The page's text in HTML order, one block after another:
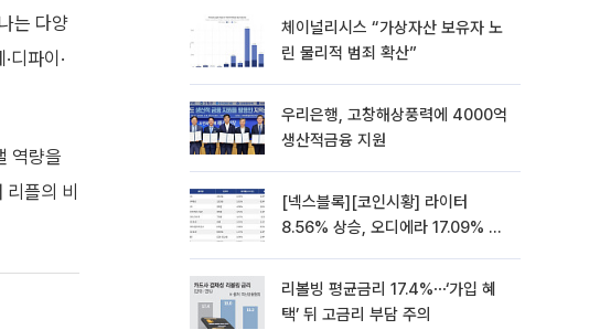
는 다양
디파이·
역량을
플의 비
체이널리시스 “가상자산 보유자 노
린 물리적 범죄 확산”
우리은행, 고창해상풍력에 4000억
생산적금융 지원
[넥스블록][코인시황] 라이터
8.56% 상승, 오디에라 17.09% 하
리볼빙 평균금리 17.4%⋯‘가입 혜
택’ 뒤 고금리 부담 주의